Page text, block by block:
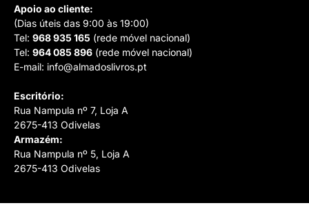
Apoio ao cliente:
(Dias úteis das 9:00 às 19:00)
Tel: 968 935 165 (rede móvel nacional)
Tel: 964 085 896 (rede móvel nacional)
E-mail: info@almadoslivros.pt
Escritório:
Rua Nampula nº 7, Loja A
2675-413 Odivelas
Armazém:
Rua Nampula nº 5, Loja A
2675-413 Odivelas